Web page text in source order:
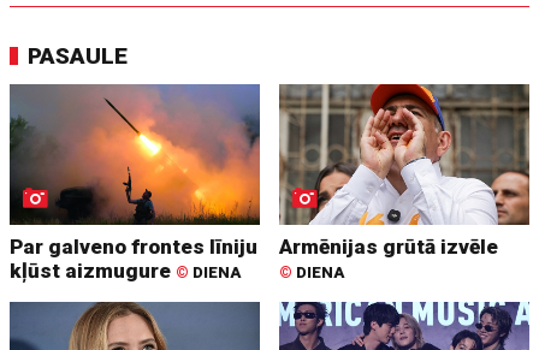
PASAULE
Par galveno frontes līniju
kļūst aizmugure © DIENA
Armēnijas grūtā izvēle
© DIENA